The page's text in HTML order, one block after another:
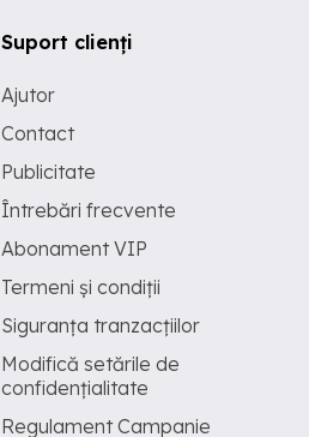
Suport clienți
Ajutor
Contact
Publicitate
Întrebări frecvente
Abonament VIP
Termeni și condiții
Siguranța tranzacțiilor
Modifică setările de
confidențialitate
Regulament Campanie